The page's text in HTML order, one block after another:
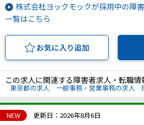
株式会社ヨックモックが採用中の障
一覧はこちら
お気に入り追加
この求人に関連する障害者求人・転職情
東京都の求人 一般事務・営業事務の求人
NEW 更新日：2026年8月6日